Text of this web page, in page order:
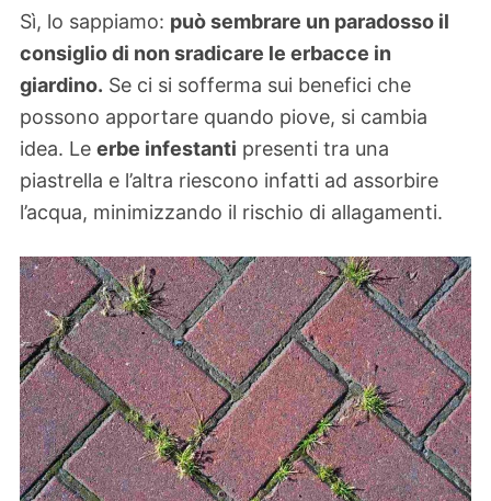
Sì, lo sappiamo: può sembrare un paradosso il
consiglio di non sradicare le erbacce in
giardino. Se ci si sofferma sui benefici che
possono apportare quando piove, si cambia
idea. Le erbe infestanti presenti tra una
piastrella e l’altra riescono infatti ad assorbire
l’acqua, minimizzando il rischio di allagamenti.